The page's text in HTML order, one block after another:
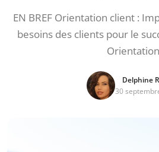
EN BREF Orientation client :
besoins des clients pour le
Orientation
Delphine
30